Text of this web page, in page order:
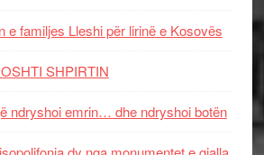
e familjes Lleshi për lirinë e Kosovës
SHPIRTIN
ndryshoi emrin… dhe ndryshoi botën